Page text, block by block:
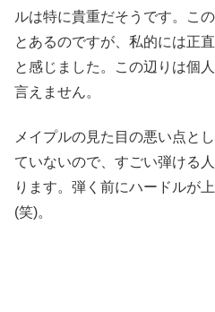
ルは特に貴重だそうです。こ
とあるのですが、私的には正
と感じました。この辺りは個
言えません。
メイプルの見た目の悪い点と
ていないので、すごい弾ける
ります。弾く前にハードルが
(笑)。